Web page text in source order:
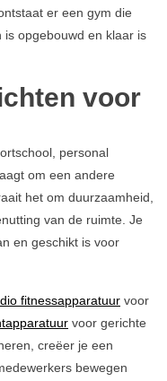
er een gym die
opgebouwd en klaar is
voor
personal
om een andere
het om duurzaamheid,
van de ruimte. Je
en geschikt is voor
fitnessapparatuur voor
voor gerichte
creëer je een
bewegen